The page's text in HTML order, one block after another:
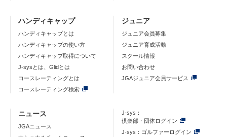
ハンディキャップ
ハンディキャップとは
ハンディキャップの使い方
ハンディキャップ取得について
J-sysとは、Glidとは
コースレーティングとは
コースレーティング検索
ジュニア
ジュニア会員募集
ジュニア育成活動
スクール情報
お問い合わせ
JGAジュニア会員サービス
ニュース
JGAニュース
J-sys：
倶楽部・団体ログイン
J-sys：ゴルファーログイン